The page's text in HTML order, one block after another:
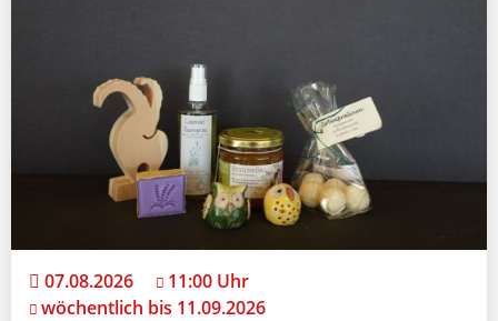
07.08.2026
11:00 Uhr
wöchentlich bis 11.09.2026